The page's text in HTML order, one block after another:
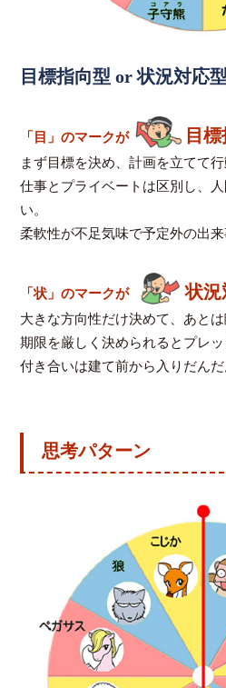
目標指向型 or 状況対応
「目」のマークが 目
まず目標を決め、計画を立てて行
仕事とプライベートは区別し、
い。
柔軟性が不足気味で予定外の出来
「状」のマークが 状況
大きな方向性だけ決めて、あとは
期限を厳しく決められるとプレッ
付き合いは建て前から入りだんだ
思考パターン